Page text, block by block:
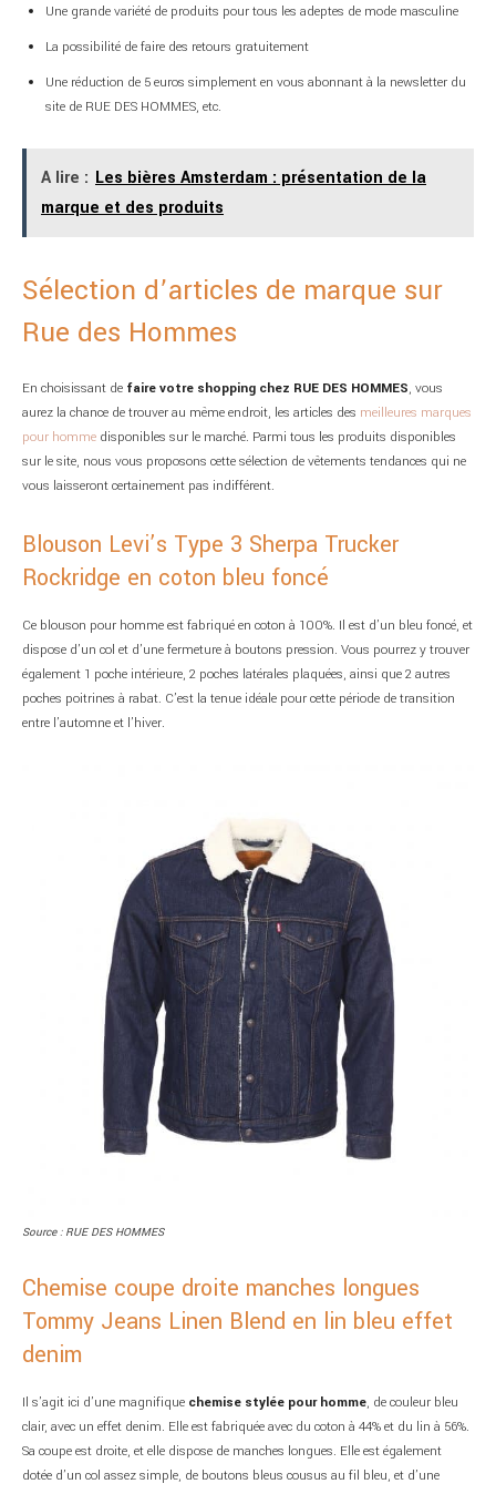
Une grande variété de produits pour tous les adeptes de mode masculine
La possibilité de faire des retours gratuitement
Une réduction de 5 euros simplement en vous abonnant à la newsletter du
site de RUE DES HOMMES, etc.
A lire : Les bières Amsterdam : présentation de la
marque et des produits
Sélection d’articles de marque sur
Rue des Hommes
En choisissant de faire votre shopping chez RUE DES HOMMES, vous
aurez la chance de trouver au même endroit, les articles des meilleures marques
pour homme disponibles sur le marché. Parmi tous les produits disponibles
sur le site, nous vous proposons cette sélection de vêtements tendances qui ne
vous laisseront certainement pas indifférent.
Blouson Levi’s Type 3 Sherpa Trucker
Rockridge en coton bleu foncé
Ce blouson pour homme est fabriqué en coton à 100%. Il est d’un bleu foncé, et
dispose d’un col et d’une fermeture à boutons pression. Vous pourrez y trouver
également 1 poche intérieure, 2 poches latérales plaquées, ainsi que 2 autres
poches poitrines à rabat. C’est la tenue idéale pour cette période de transition
entre l’automne et l’hiver.
Source : RUE DES HOMMES
Chemise coupe droite manches longues
Tommy Jeans Linen Blend en lin bleu effet
denim
Il s’agit ici d’une magnifique chemise stylée pour homme, de couleur bleu
clair, avec un effet denim. Elle est fabriquée avec du coton à 44% et du lin à 56%.
Sa coupe est droite, et elle dispose de manches longues. Elle est également
dotée d’un col assez simple, de boutons bleus cousus au fil bleu, et d’une